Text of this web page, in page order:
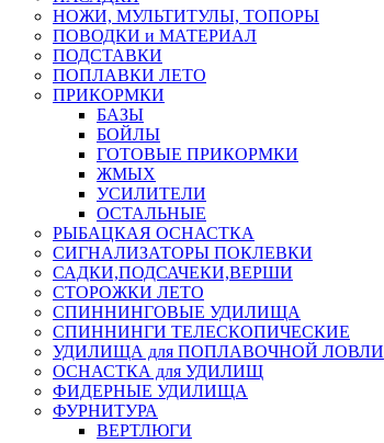
НОЖИ, МУЛЬТИТУЛЫ, ТОПОРЫ
ПОВОДКИ и МАТЕРИАЛ
ПОДСТАВКИ
ПОПЛАВКИ ЛЕТО
ПРИКОРМКИ
БАЗЫ
БОЙЛЫ
ГОТОВЫЕ ПРИКОРМКИ
ЖМЫХ
УСИЛИТЕЛИ
ОСТАЛЬНЫЕ
РЫБАЦКАЯ ОСНАСТКА
СИГНАЛИЗАТОРЫ ПОКЛЕВКИ
САДКИ,ПОДСАЧЕКИ,ВЕРШИ
СТОРОЖКИ ЛЕТО
СПИННИНГОВЫЕ УДИЛИЩА
СПИННИНГИ ТЕЛЕСКОПИЧЕСКИЕ
УДИЛИЩА для ПОПЛАВОЧНОЙ ЛОВЛИ
ОСНАСТКА для УДИЛИЩ
ФИДЕРНЫЕ УДИЛИЩА
ФУРНИТУРА
ВЕРТЛЮГИ